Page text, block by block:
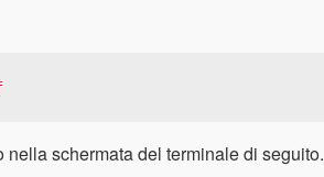
schermata del terminale di seguito.